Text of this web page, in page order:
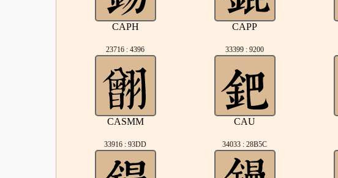
CAPH CAPP
23716 : 4396
CASMM
33399 : 9200
CAU
33916 : 93DD 34033 : 28B5C